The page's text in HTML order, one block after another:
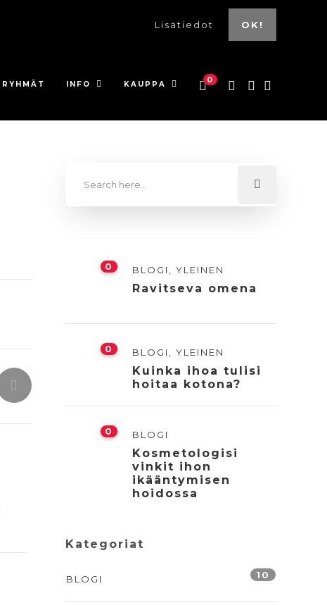
Lisätiedot OK!
RYHMÄT INFO KAUPPA 0
0 BLOGI YLEINEN
Ravitseva omena
0 BLOGI YLEINEN
Kuinka ihoa tulisi
hoitaa kotona?
0 BLOGI
Kosmetologisi
vinkit ihon
ikääntymisen
hoidossa
Kategoriat
BLOGI 10